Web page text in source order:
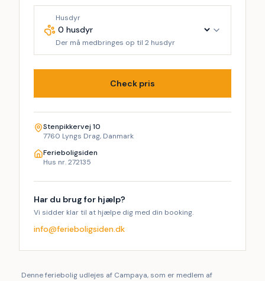
Husdyr
Der må medbringes op til 2 husdyr
Check pris
Stenpikkervej 10
7760 Lyngs Drag, Danmark
Ferieboligsiden
Hus nr. 272135
Har du brug for hjælp?
Vi sidder klar til at hjælpe dig med din booking.
info@ferieboligsiden.dk
Denne feriebolig udlejes af Campaya, som er medlem af